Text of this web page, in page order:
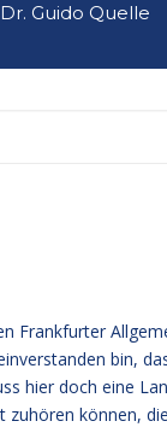
Guido Quelle
Frankfurter
bin,
hier doch eine
können,